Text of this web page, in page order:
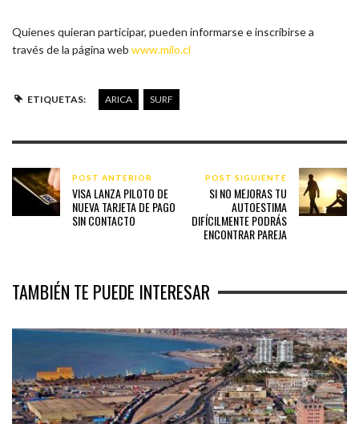
Quienes quieran participar, pueden informarse e inscribirse a
través de la página web www.milo.cl
ETIQUETAS: ARICA SURF
POST ANTERIOR
VISA LANZA PILOTO DE
NUEVA TARJETA DE PAGO
SIN CONTACTO
POST SIGUIENTE
SI NO MEJORAS TU
AUTOESTIMA
DIFÍCILMENTE PODRÁS
ENCONTRAR PAREJA
TAMBIÉN TE PUEDE INTERESAR